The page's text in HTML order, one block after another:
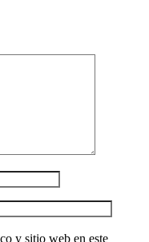
y sitio web en este